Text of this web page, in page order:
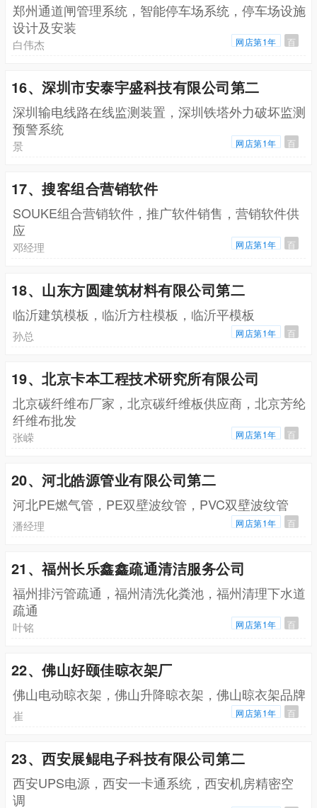
郑州通道闸管理系统，智能停车场系统，停车场设施
设计及安装
白伟杰 网店第1年 百
16、深圳市安泰宇盛科技有限公司第二
深圳输电线路在线监测装置，深圳铁塔外力破坏监测
预警系统
景 网店第1年 百
17、搜客组合营销软件
SOUKE组合营销软件，推广软件销售，营销软件供
应
邓经理 网店第1年 百
18、山东方圆建筑材料有限公司第二
临沂建筑模板，临沂方柱模板，临沂平模板
孙总 网店第1年 百
19、北京卡本工程技术研究所有限公司
北京碳纤维布厂家，北京碳纤维板供应商，北京芳纶
纤维布批发
张嵘 网店第1年 百
20、河北皓源管业有限公司第二
河北PE燃气管，PE双壁波纹管，PVC双壁波纹管
潘经理 网店第1年 百
21、福州长乐鑫鑫疏通清洁服务公司
福州排污管疏通，福州清洗化粪池，福州清理下水道
疏通
叶铭 网店第1年 百
22、佛山好颐佳晾衣架厂
佛山电动晾衣架，佛山升降晾衣架，佛山晾衣架品牌
崔 网店第1年 百
23、西安展鲲电子科技有限公司第二
西安UPS电源，西安一卡通系统，西安机房精密空
调